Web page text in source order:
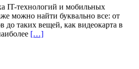
IT-технологий и мобильных
можно найти буквально все: от
до таких вещей, как видеокарта в
[…]